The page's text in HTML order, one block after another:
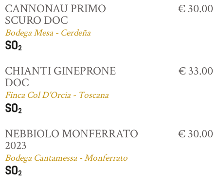
CANNONAU PRIMO
SCURO DOC
Bodega Mesa - Cerdeña
€ 30.00
CHIANTI GINEPRONE
DOC
Finca Col D'Orcia - Toscana
€ 33.00
NEBBIOLO MONFERRATO
2023
Bodega Cantamessa - Monferrato
€ 30.00